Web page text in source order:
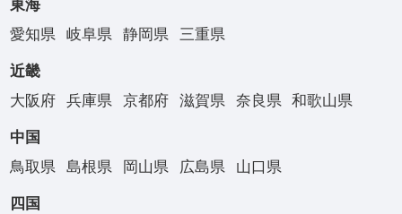
東海
愛知県
岐阜県 静岡県 三重県
近畿
大阪府
兵庫県 京都府 滋賀県 奈良県 和歌山県
中国
鳥取県
島根県 岡山県 広島県 山口県
四国